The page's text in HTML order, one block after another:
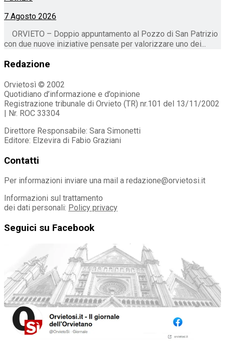
7 Agosto 2026
ORVIETO – Doppio appuntamento al Pozzo di San Patrizio
con due nuove iniziative pensate per valorizzare uno dei...
Redazione
Orvietosì © 2002
Quotidiano d’informazione e d’opinione
Registrazione tribunale di Orvieto (TR) nr.101 del 13/11/2002
| Nr. ROC 33304
Direttore Responsabile: Sara Simonetti
Editore: Elzevira di Fabio Graziani
Contatti
Per informazioni inviare una mail a redazione@orvietosi.it
Informazioni sul trattamento
dei dati personali: Policy privacy
Seguici su Facebook